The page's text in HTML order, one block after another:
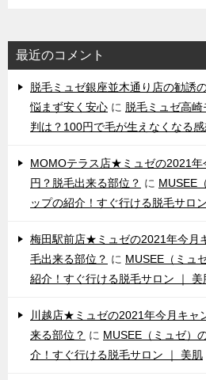
最近のコメント
脱毛ミュゼ銀座並木通り店の勧誘
悩まず安く安心 に 脱毛ミュゼ高
判は？100円で毛が生えなくなる
MOMOテラス店★ミュゼの2021年
円？脱毛出来る部位？ に MUSEE
ップの紹介！すぐ行ける脱毛サロ
梅田駅前店★ミュゼの2021年今月
毛出来る部位？ に MUSEE（ミュ
紹介！すぐ行ける脱毛サロン ｜ 美
川越店★ミュゼの2021年今月キャ
来る部位？ に MUSEE（ミュゼ）
介！すぐ行ける脱毛サロン ｜ 美肌